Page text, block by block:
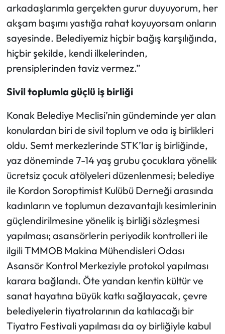
arkadaşlarımla gerçekten gurur duyuyorum, her
akşam başımı yastığa rahat koyuyorsam onların
sayesinde. Belediyemiz hiçbir bağış karşılığında,
hiçbir şekilde, kendi ilkelerinden,
prensiplerinden taviz vermez.”
Sivil toplumla güçlü iş birliği
Konak Belediye Meclisi’nin gündeminde yer alan
konulardan biri de sivil toplum ve oda iş birlikleri
oldu. Semt merkezlerinde STK’lar iş birliğinde,
yaz döneminde 7-14 yaş grubu çocuklara yönelik
ücretsiz çocuk atölyeleri düzenlenmesi; belediye
ile Kordon Soroptimist Kulübü Derneği arasında
kadınların ve toplumun dezavantajlı kesimlerinin
güçlendirilmesine yönelik iş birliği sözleşmesi
yapılması; asansörlerin periyodik kontrolleri ile
ilgili TMMOB Makina Mühendisleri Odası
Asansör Kontrol Merkeziyle protokol yapılması
karara bağlandı. Öte yandan kentin kültür ve
sanat hayatına büyük katkı sağlayacak, çevre
belediyelerin tiyatrolarının da katılacağı bir
Tiyatro Festivali yapılması da oy birliğiyle kabul